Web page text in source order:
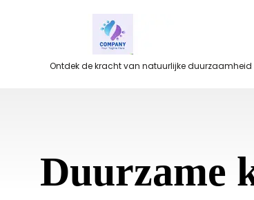
Ontdek de kracht van natuurlijke duurzaamheid
Duurzame